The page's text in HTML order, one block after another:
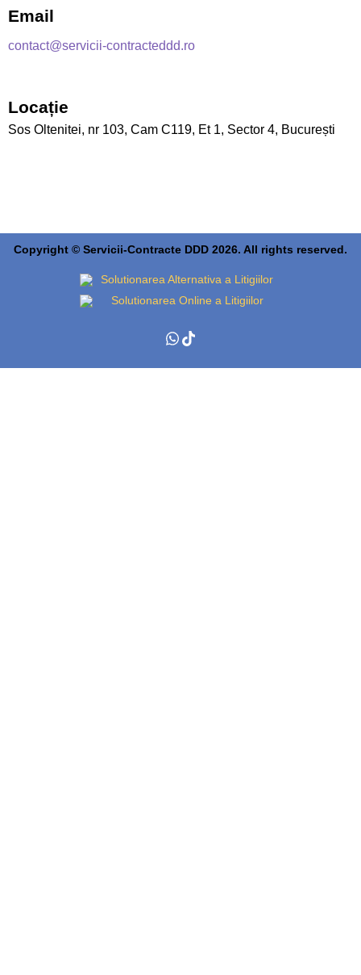
Email
contact@servicii-contracteddd.ro
Locație
Sos Oltenitei, nr 103, Cam C119, Et 1, Sector 4, București
Copyright © Servicii-Contracte DDD 2026. All rights reserved.